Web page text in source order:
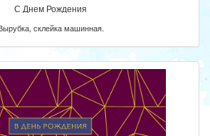
С Днем Рождения
склейка машинная.